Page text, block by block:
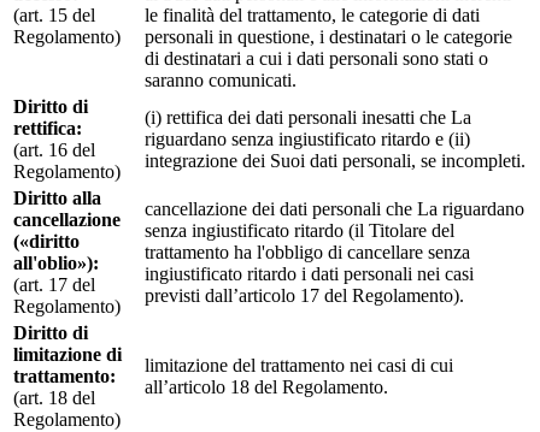
(art. 15 del
Regolamento)
le finalità del trattamento, le categorie di dati
personali in questione, i destinatari o le categorie
di destinatari a cui i dati personali sono stati o
saranno comunicati.
Diritto di
rettifica:
(art. 16 del
Regolamento)
(i) rettifica dei dati personali inesatti che La
riguardano senza ingiustificato ritardo e (ii)
integrazione dei Suoi dati personali, se incompleti.
Diritto alla
cancellazione
(«diritto
all'oblio»):
(art. 17 del
Regolamento)
cancellazione dei dati personali che La riguardano
senza ingiustificato ritardo (il Titolare del
trattamento ha l'obbligo di cancellare senza
ingiustificato ritardo i dati personali nei casi
previsti dall’articolo 17 del Regolamento).
Diritto di
limitazione di
trattamento:
(art. 18 del
Regolamento)
limitazione del trattamento nei casi di cui
all’articolo 18 del Regolamento.